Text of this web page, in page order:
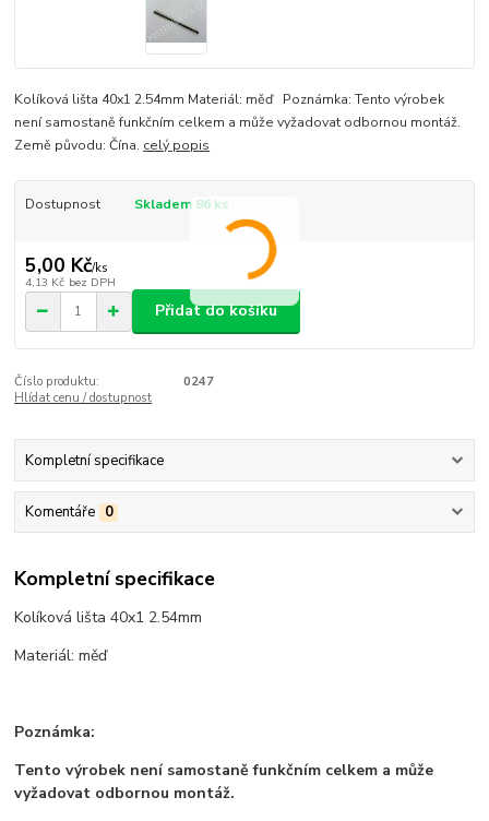
Kolíková lišta 40x1 2.54mm Materiál: měď Poznámka: Tento výrobek
není samostaně funkčním celkem a může vyžadovat odbornou montáž.
Země původu: Čína. celý popis
Dostupnost Skladem 86 ks
5,00 Kč/ks
4,13 Kč bez DPH
Přidat do košíku
Číslo produktu:
0247
Hlídat cenu / dostupnost
Kompletní specifikace
Komentáře 0
Kompletní specifikace
Kolíková lišta 40x1 2.54mm
Materiál: měď
Poznámka:
Tento výrobek není samostaně funkčním celkem a může
vyžadovat odbornou montáž.